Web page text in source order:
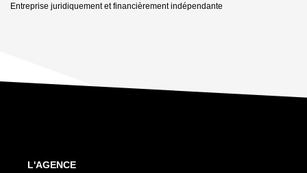
Entreprise juridiquement et financièrement indépendante
L'AGENCE